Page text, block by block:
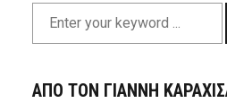
ΑΠΟ ΤΟΝ ΓΙΑΝΝΗ